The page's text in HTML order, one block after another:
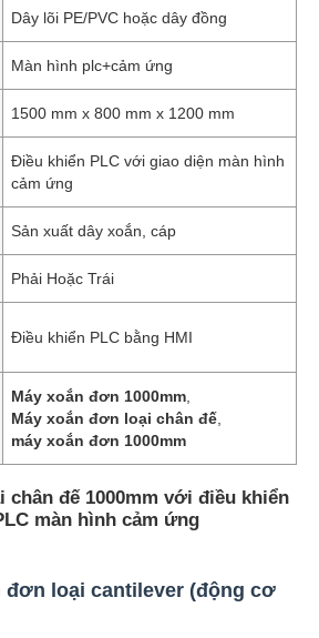
Dây lõi PE/PVC hoặc dây đồng
Màn hình plc+cảm ứng
1500 mm x 800 mm x 1200 mm
Điều khiển PLC với giao diện màn hình
cảm ứng
Sản xuất dây xoắn, cáp
Phải Hoặc Trái
Điều khiển PLC bằng HMI
Máy xoắn đơn 1000mm
Máy xoắn đơn loại chân đế
máy xoắn đơn 1000mm
chân đế 1000mm với điều khiển
màn hình cảm ứng
đơn loại cantilever (động cơ